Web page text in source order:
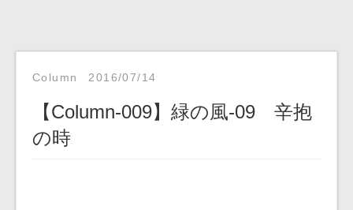
Column 2016/07/14
【Column-009】緑の風-09 辛抱
の時